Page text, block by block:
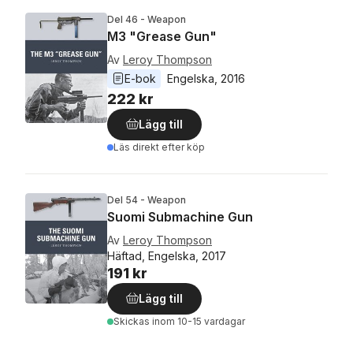
Del 46 - Weapon
M3 "Grease Gun"
Av Leroy Thompson
E-bok
Engelska 2016
222 kr
Lägg till
Läs direkt efter köp
Del 54 - Weapon
Suomi Submachine Gun
Av Leroy Thompson
Häftad, Engelska, 2017
191 kr
Lägg till
Skickas inom 10-15 vardagar